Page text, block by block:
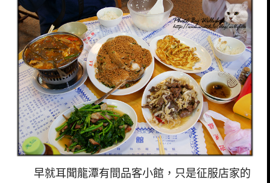
早就耳聞龍潭有間品客小館，只是征服店家的